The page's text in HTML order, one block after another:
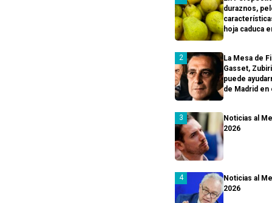
duraznos,
hoja caduca
La Mesa de
Gasset,
puede
de Madrid en
Noticias al
2026
Noticias al
2026